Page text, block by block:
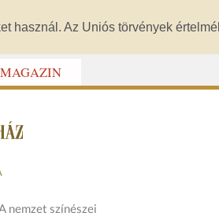
használ. Az Uniós törvények
MAGAZIN
nemzet színészei